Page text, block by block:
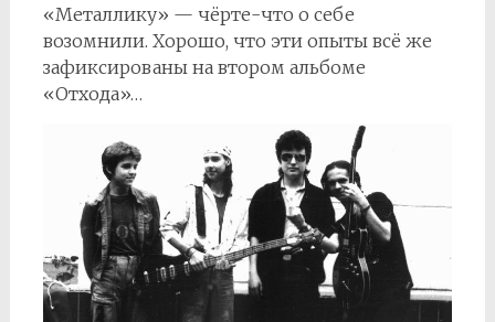
«Металлику» — чёрте-что о себе
возомнили. Хорошо, что эти опыты всё же
зафиксированы на втором альбоме
«Отхода»…